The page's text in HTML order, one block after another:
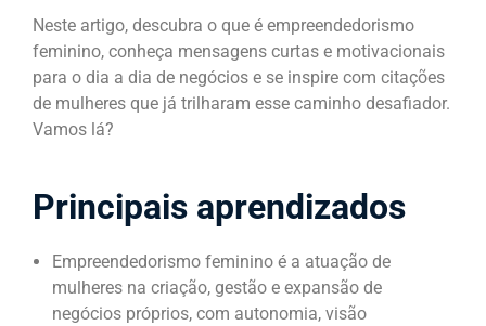
Neste artigo, descubra o que é empreendedorismo
feminino, conheça mensagens curtas e motivacionais
para o dia a dia de negócios e se inspire com citações
de mulheres que já trilharam esse caminho desafiador.
Vamos lá?
Principais aprendizados
Empreendedorismo feminino é a atuação de
mulheres na criação, gestão e expansão de
negócios próprios, com autonomia, visão